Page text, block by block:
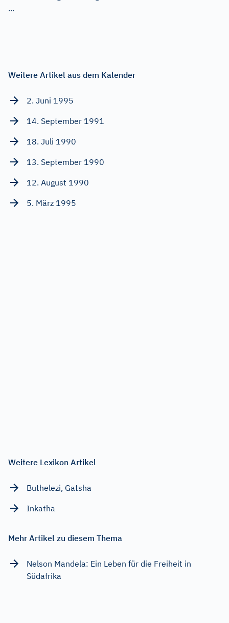
...
Weitere Artikel aus dem Kalender
2. Juni 1995
14. September 1991
18. Juli 1990
13. September 1990
12. August 1990
5. März 1995
Weitere Lexikon Artikel
Buthelezi, Gatsha
Inkatha
Mehr Artikel zu diesem Thema
Nelson Mandela: Ein Leben für die Freiheit in
Südafrika